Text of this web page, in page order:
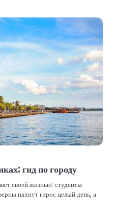
гид по городу
своей жизнью: студенты
пахнут гирос целый день, а